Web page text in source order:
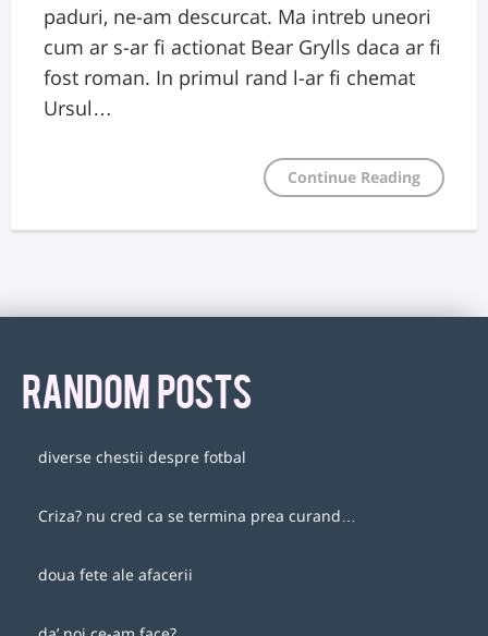
paduri, ne-am descurcat. Ma intreb uneori
cum ar s-ar fi actionat Bear Grylls daca ar fi
fost roman. In primul rand l-ar fi chemat
Ursul…
Continue Reading
RANDOM POSTS
diverse chestii despre fotbal
Criza? nu cred ca se termina prea curand…
doua fete ale afacerii